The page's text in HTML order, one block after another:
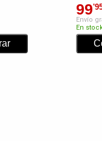
99
Envío
En